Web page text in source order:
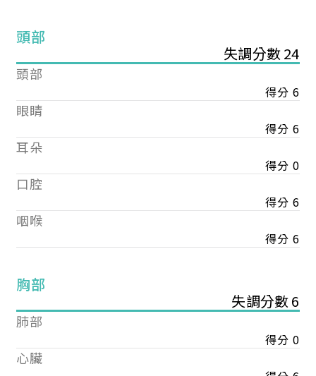
頭部
失調分數 24
頭部
得分 6
眼睛
得分 6
耳朵
得分 0
口腔
得分 6
咽喉
得分 6
胸部
失調分數 6
肺部
得分 0
心臟